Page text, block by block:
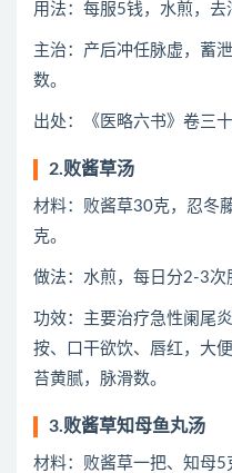
用法：每服5钱，水煎，去
主治：产后冲任脉虚，蓄
数。
出处：《医略六书》卷三十
2.败酱草汤
材料：败酱草30克，忍冬
克。
做法：水煎，每日分2-3次
功效：主要治疗急性阑尾
按、口干欲饮、唇红，大
苔黄腻，脉滑数。
3.败酱草知母鱼丸汤
材料：败酱草一把、知母5